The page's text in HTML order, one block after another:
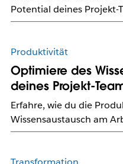
Potential deines Projekt-
Produktivität
Optimiere des
deines Projekt-
Erfahre, wie du die
Wissensaustausch am